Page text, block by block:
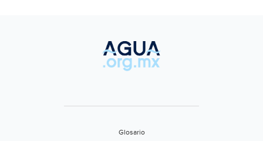
Glosario